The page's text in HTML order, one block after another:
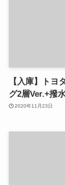
【入庫】トヨ
グ2層Ver.+撥
2020年11月23日